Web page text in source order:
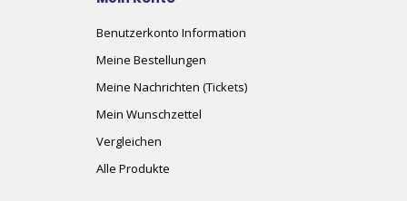
Benutzerkonto Information
Meine Bestellungen
Meine Nachrichten (Tickets)
Mein Wunschzettel
Vergleichen
Alle Produkte